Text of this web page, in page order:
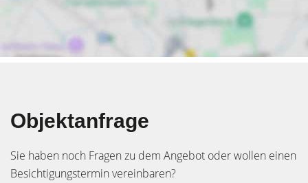
Objektanfrage
Sie haben noch Fragen zu dem Angebot oder wollen einen
Besichtigungstermin vereinbaren?